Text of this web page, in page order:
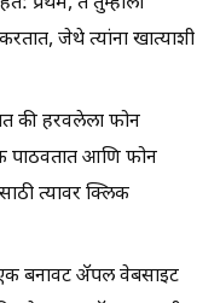
जेथे त्यांना खात्याशी
की हरवलेला फोन
पाठवतात आणि फोन
त्यावर क्लिक
बनावट ॲपल वेबसाइट